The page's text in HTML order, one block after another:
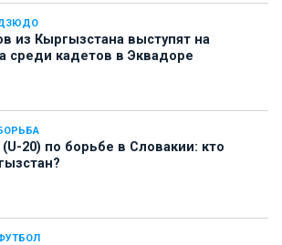
из Кыргызстана выступят на
среди кадетов в Эквадоре
20) по борьбе в Словакии: кто